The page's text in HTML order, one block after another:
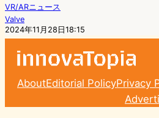
VR/ARニュース
Valve
2024年11月28日18:15
AboutEditorial PolicyPrivacy